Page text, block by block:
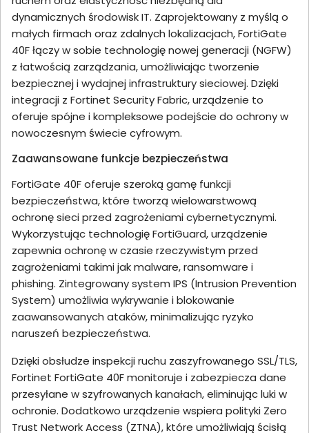
dynamicznych środowisk IT. Zaprojektowany z myślą o
małych firmach oraz zdalnych lokalizacjach, FortiGate
40F łączy w sobie technologię nowej generacji (NGFW)
z łatwością zarządzania, umożliwiając tworzenie
bezpiecznej i wydajnej infrastruktury sieciowej. Dzięki
integracji z Fortinet Security Fabric, urządzenie to
oferuje spójne i kompleksowe podejście do ochrony w
nowoczesnym świecie cyfrowym.
Zaawansowane funkcje bezpieczeństwa
FortiGate 40F oferuje szeroką gamę funkcji
bezpieczeństwa, które tworzą wielowarstwową
ochronę sieci przed zagrożeniami cybernetycznymi.
Wykorzystując technologię FortiGuard, urządzenie
zapewnia ochronę w czasie rzeczywistym przed
zagrożeniami takimi jak malware, ransomware i
phishing. Zintegrowany system IPS (Intrusion Prevention
System) umożliwia wykrywanie i blokowanie
zaawansowanych ataków, minimalizując ryzyko
naruszeń bezpieczeństwa.
Dzięki obsłudze inspekcji ruchu zaszyfrowanego SSL/TLS,
Fortinet FortiGate 40F monitoruje i zabezpiecza dane
przesyłane w szyfrowanych kanałach, eliminując luki w
ochronie. Dodatkowo urządzenie wspiera polityki Zero
Trust Network Access (ZTNA), które umożliwiają ścisłą